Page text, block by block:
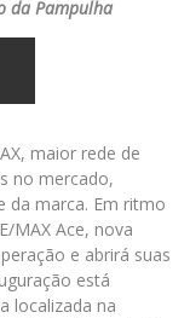
da Pampulha
maior rede de
no mercado,
da marca. Em ritmo
MAX Ace, nova
e abrirá suas
está
localizada na